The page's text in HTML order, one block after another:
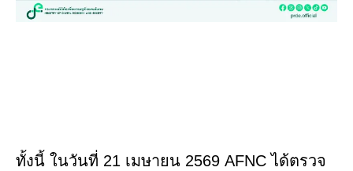
ทั้งนี้ ในวันที่ 21 เมษายน 2569 AFNC ได้ตรวจ